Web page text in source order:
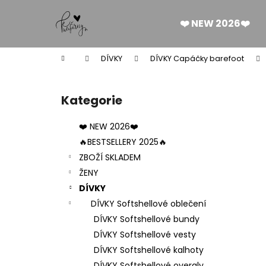
❤️ NEW 2026❤️
Domů DÍVKY DÍVKY Capáčky barefoot
Přeskočit
kategorie
Kategorie
❤️ NEW 2026❤️
🔥BESTSELLERY 2025🔥
ZBOŽÍ SKLADEM
ŽENY
DÍVKY
DÍVKY Softshellové oblečení
DÍVKY Softshellové bundy
DÍVKY Softshellové vesty
DÍVKY Softshellové kalhoty
í
Zpět
do
Zpět
do
DÁMSKÉ BERMUDY SILK BLACK